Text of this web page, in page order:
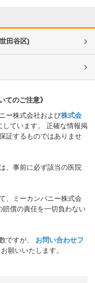
世田谷区)
てのご注意》
ー株式会社および株式会
ています。 正確な情報掲
証するものではありませ
、事前に必ず該当の医院
、ミーカンパニー株式会
賠償の責任を一切負わない
ですが、
お問い合わせフ
願いいたします。